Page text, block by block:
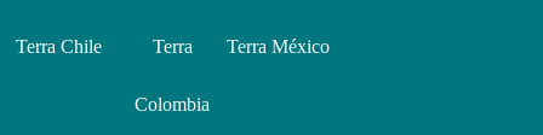
Terra Chile Terra
Colombia
Terra México